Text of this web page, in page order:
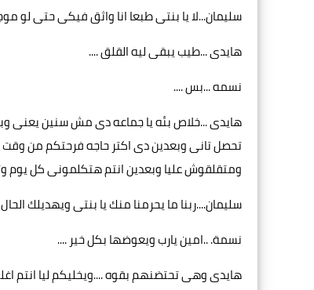
سليمان...لا يا بنتى طبعا انا واثق فيكى حتى لو
هايدى ...طيب يبقى ليه القلق ....
نسمه ...بس ....
هايدى ...خلاص بئه يا جماعه دى مش سنين يعنى
تحصل تانى وبعدين دى اكتر حاجه فرحتكم من
ومتقلقوش عليا وبعدين انتم هتكلمونى كل يوم
سليمان....ربنا ما يحرمنا منك يا بنتى ويهديلك
نسمة. ..امين يارب ويعوضها بكل خير ....
هايدى وهى تحتضنهم بقوه ....ويخليكم ليا انتم